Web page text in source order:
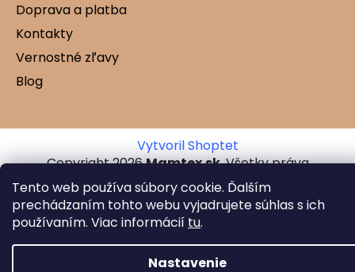
Tento web používa súbory cookie. Ďalším
prechádzaním tohto webu vyjadrujete súhlas s ich
používaním. Viac informácií tu.
Nastavenie
Doprava a platba
Kontakty
Vernostné zľavy
Blog
Vytvoril Shoptet
Copyright 2026Mamtex.sk. Všetky práva
vyhradené.